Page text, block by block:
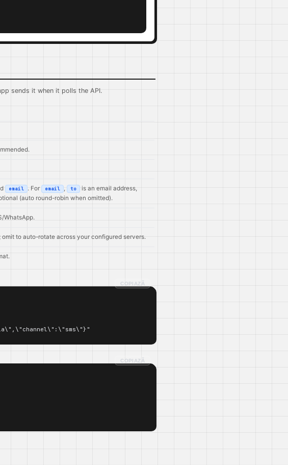
sends it when it polls the API.
email . For email , to is an email address,
(auto round-robin when omitted).
WhatsApp.
to auto-rotate across your configured servers.
COPIAZĂ
COPIAZĂ